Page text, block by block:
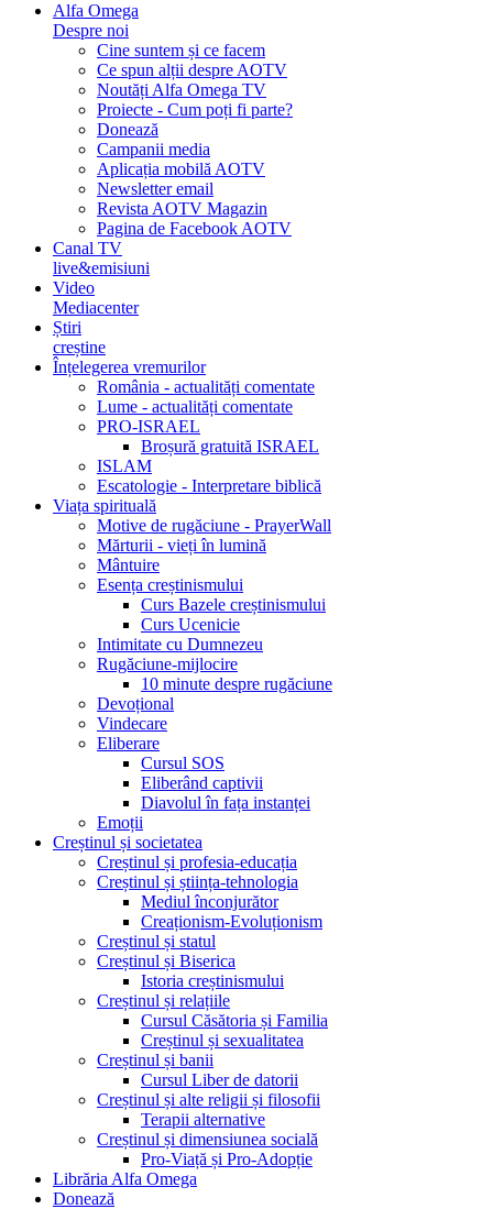
Alfa Omega
Despre noi
Cine suntem și ce facem
Ce spun alții despre AOTV
Noutăți Alfa Omega TV
Proiecte - Cum poți fi parte?
Donează
Campanii media
Aplicația mobilă AOTV
Newsletter email
Revista AOTV Magazin
Pagina de Facebook AOTV
Canal TV
live&emisiuni
Video
Mediacenter
Știri
creștine
Înțelegerea vremurilor
România - actualități comentate
Lume - actualități comentate
PRO-ISRAEL
Broșură gratuită ISRAEL
ISLAM
Escatologie - Interpretare biblică
Viața spirituală
Motive de rugăciune - PrayerWall
Mărturii - vieți în lumină
Mântuire
Esența creștinismului
Curs Bazele creștinismului
Curs Ucenicie
Intimitate cu Dumnezeu
Rugăciune-mijlocire
10 minute despre rugăciune
Devoțional
Vindecare
Eliberare
Cursul SOS
Eliberând captivii
Diavolul în fața instanței
Emoții
Creștinul și societatea
Creștinul și profesia-educația
Creștinul și știința-tehnologia
Mediul înconjurător
Creaționism-Evoluționism
Creștinul și statul
Creștinul și Biserica
Istoria creștinismului
Creștinul și relațiile
Cursul Căsătoria și Familia
Creștinul și sexualitatea
Creștinul și banii
Cursul Liber de datorii
Creștinul și alte religii și filosofii
Terapii alternative
Creștinul și dimensiunea socială
Pro-Viață și Pro-Adopție
Librăria Alfa Omega
Donează